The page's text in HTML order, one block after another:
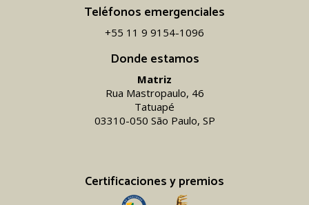
Donde estamos
Matriz
Rua Mastropaulo, 46
Tatuapé
03310-050 São Paulo, SP
Certificaciones y premios
Teléfonos emergenciales
+55 11 9 9154-1096‬